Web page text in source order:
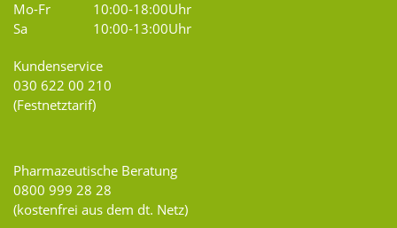
Mo-Fr
10:00-18:00Uhr
Sa
10:00-13:00Uhr
Kundenservice
030 622 00 210
(Festnetztarif)
Pharmazeutische Beratung
0800 999 28 28
(kostenfrei aus dem dt. Netz)